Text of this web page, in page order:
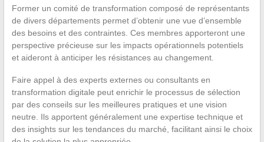
Former un comité de transformation composé de représentants
de divers départements permet d’obtenir une vue d’ensemble
des besoins et des contraintes. Ces membres apporteront une
perspective précieuse sur les impacts opérationnels potentiels
et aideront à anticiper les résistances au changement.
Faire appel à des experts externes ou consultants en
transformation digitale peut enrichir le processus de sélection
par des conseils sur les meilleures pratiques et une vision
neutre. Ils apportent généralement une expertise technique et
des insights sur les tendances du marché, facilitant ainsi le choix